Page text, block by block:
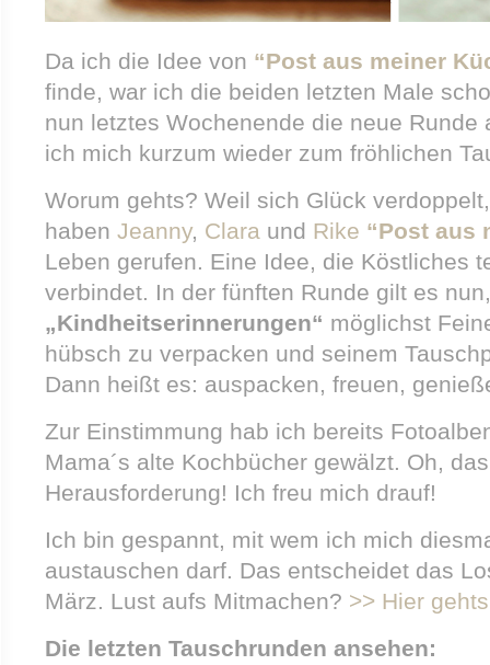
Da ich die Idee von “Post aus meiner
finde, war ich die beiden letzten Male
nun letztes Wochenende die neue Runde
ich mich kurzum wieder zum fröhlichen
Worum gehts? Weil sich Glück
haben Jeanny, Clara und Rike “Post aus
Leben gerufen. Eine Idee, die Köstliches
verbindet. In der fünften Runde gilt es
„Kindheitserinnerungen“ möglichst
hübsch zu verpacken und seinem
Dann heißt es: auspacken, freuen,
Zur Einstimmung hab ich bereits
Mama´s alte Kochbücher gewälzt. Oh,
Herausforderung! Ich freu mich drauf!
Ich bin gespannt, mit wem ich mich
austauschen darf. Das entscheidet das
März. Lust aufs Mitmachen? >> Hier
Die letzten Tauschrunden ansehen: